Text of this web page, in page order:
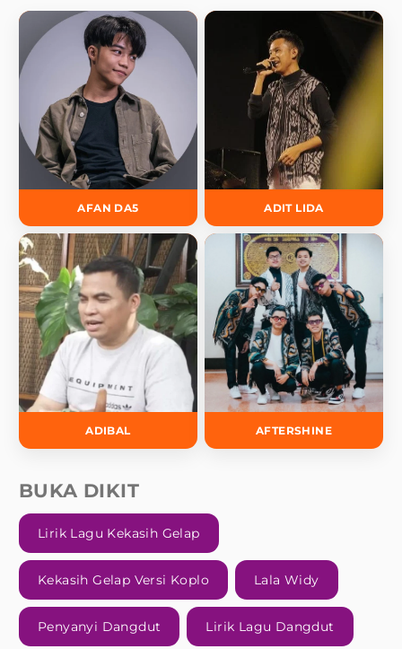
AFAN DA5 ADIT LIDA
ADIBAL AFTERSHINE
BUKA DIKIT
Lirik Lagu Kekasih Gelap
Kekasih Gelap Versi Koplo Lala Widy
Penyanyi Dangdut Lirik Lagu Dangdut